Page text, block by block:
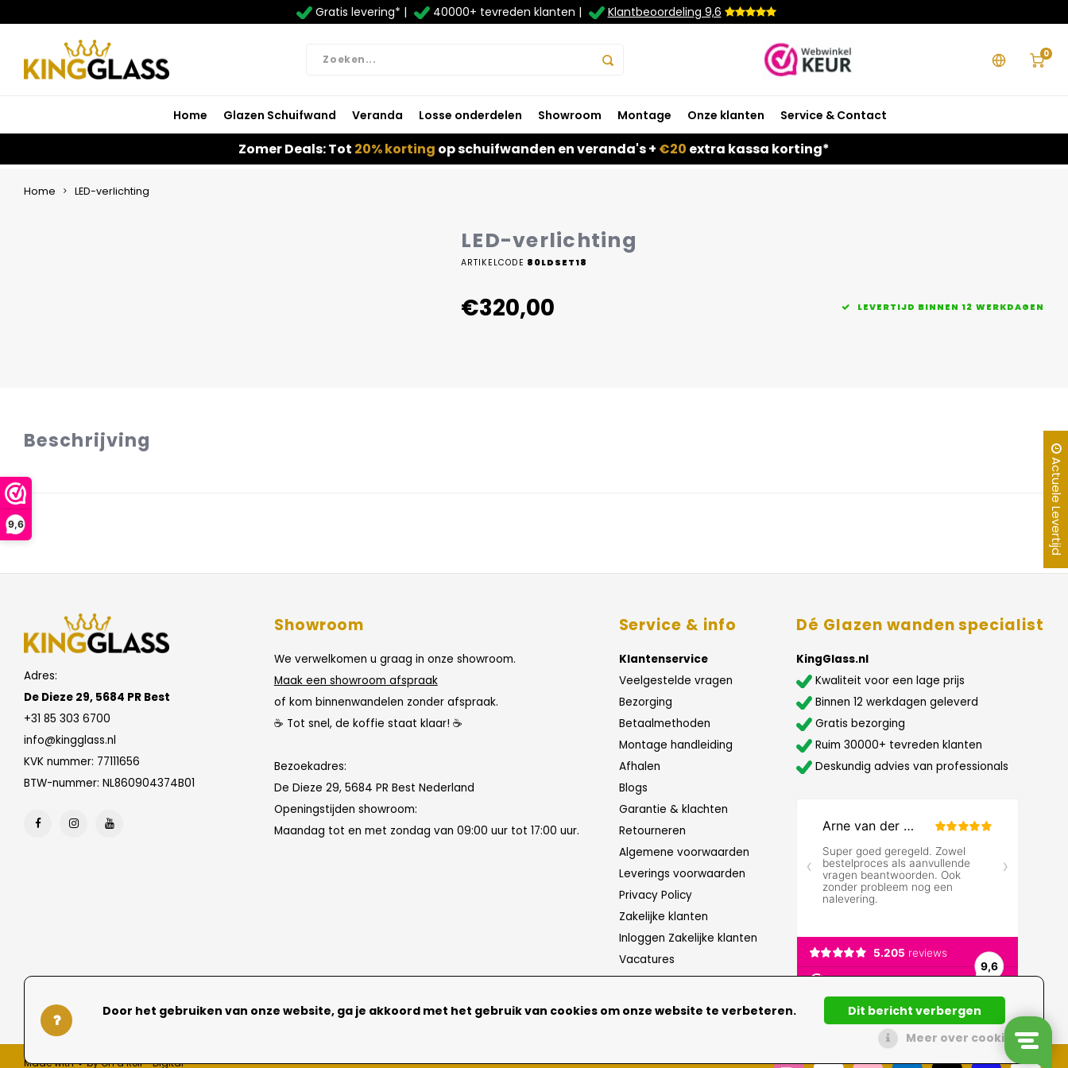
9,6
Gratis levering* | 40000+ tevreden klanten | Klantbeoordeling 9,6
0
Home Glazen Schuifwand Veranda Losse onderdelen Showroom Montage Onze klanten Service & Contact
Zomer Deals: Tot 20% korting op schuifwanden en veranda's + €20 extra kassa korting*
Home LED-verlichting
LED-verlichting
ARTIKELCODE 80LDSET18
€320,00 LEVERTIJD BINNEN 12 WERKDAGEN
Beschrijving
Adres:
De Dieze 29, 5684 PR Best
+31 85 303 6700
info@kingglass.nl
KVK nummer: 77111656
BTW-nummer: NL860904374B01
Showroom
We verwelkomen u graag in onze showroom.
Maak een showroom afspraak
of kom binnenwandelen zonder afspraak.
☕ Tot snel, de koffie staat klaar! ☕
Bezoekadres:
De Dieze 29, 5684 PR Best Nederland
Openingstijden showroom:
Maandag tot en met zondag van 09:00 uur tot 17:00 uur.
Service & info
Klantenservice
Veelgestelde vragen
Bezorging
Betaalmethoden
Montage handleiding
Afhalen
Blogs
Garantie & klachten
Retourneren
Algemene voorwaarden
Leverings voorwaarden
Privacy Policy
Zakelijke klanten
Inloggen Zakelijke klanten
Vacatures
Dé Glazen wanden specialist
KingGlass.nl
Kwaliteit voor een lage prijs
Binnen 12 werkdagen geleverd
Gratis bezorging
Ruim 30000+ tevreden klanten
Deskundig advies van professionals
Made with ❤ by On a Roll - Digital
Actuele Levertijd
Door het gebruiken van onze website, ga je akkoord met het gebruik van cookies om onze website te verbeteren.
Dit bericht verbergen
Meer over cookies »